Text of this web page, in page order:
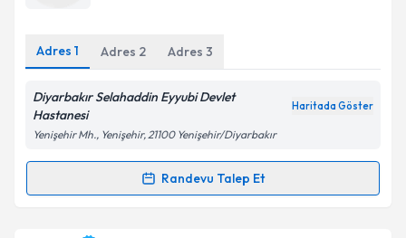
Kişisel verilerimin işlenmesine ilişkin
Aydınlatma
Metni'ni okudum ve kişisel verilerimin belirtilen
Adres 1 Adres 2 Adres 3
Diyarbakır Selahaddin Eyyubi Devlet
Hastanesi
Haritada Göster
Yenişehir Mh., Yenişehir, 21100 Yenişehir/Diyarbakır
Randevu Talep Et
Randevu Takvimi Talebi